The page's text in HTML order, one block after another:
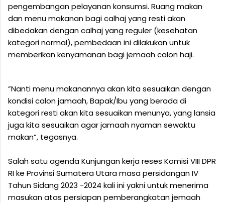
pengembangan pelayanan konsumsi. Ruang makan
dan menu makanan bagi calhaj yang resti akan
dibedakan dengan calhaj yang reguler (kesehatan
kategori normal), pembedaan ini dilakukan untuk
memberikan kenyamanan bagi jemaah calon haji.
”Nanti menu makanannya akan kita sesuaikan dengan
kondisi calon jamaah, Bapak/Ibu yang berada di
kategori resti akan kita sesuaikan menunya, yang lansia
juga kita sesuaikan agar jamaah nyaman sewaktu
makan”, tegasnya.
Salah satu agenda Kunjungan kerja reses Komisi VIII DPR
RI ke Provinsi Sumatera Utara masa persidangan IV
Tahun Sidang 2023 -2024 kali ini yakni untuk menerima
masukan atas persiapan pemberangkatan jemaah